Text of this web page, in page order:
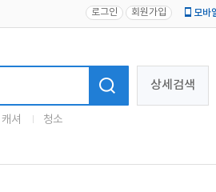
로그인 회원가입 모바
상세검색
캐셔 청소